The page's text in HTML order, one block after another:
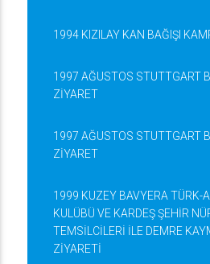
1994 KIZILAY KAN BAĞIŞI
1997 AĞUSTOS STUTTGART
ZİYARET
1997 AĞUSTOS STUTTGART
ZİYARET
1999 KUZEY BAVYERA TÜRK-
KULÜBÜ VE KARDEŞ ŞEHİR
TEMSİLCİLERİ İLE DEMRE
ZİYARETİ